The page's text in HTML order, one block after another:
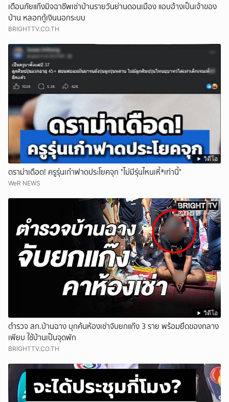
เตือนภัยแก๊งมิจฉาชีพเช่าบ้านรายวันย่านดอนเมือง แอบอ้างเป็นเจ้าของ
บ้าน หลอกกู้เงินนอกระบบ
BRIGHTTV.CO.TH
วิดีโอ
ดราม่าเดือด! ครูรุ่นเก๋าฟาดประโยคจุก "ไม่มีรุ่นไหนเหี้*เท่านี้"
WeR NEWS
วิดีโอ
ตำรวจ สภ.บ้านฉาง บุกค้นห้องเช่าจับยกแก๊ง 3 ราย พร้อมยึดของกลาง
เพียบ ใช้บ้านเป็นจุดพัก
BRIGHTTV.CO.TH